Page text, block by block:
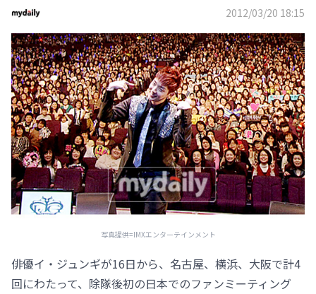
2012/03/20 18:15
写真提供=IMXエンターテインメント
俳優イ・ジュンギが16日から、名古屋、横浜、大阪で計4
回にわたって、除隊後初の日本でのファンミーティング